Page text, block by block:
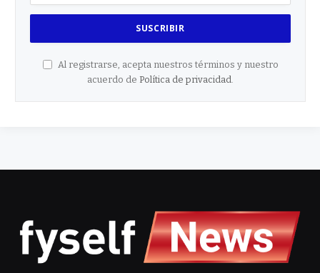
Al registrarse, acepta nuestros términos y nuestro
acuerdo de Política de privacidad